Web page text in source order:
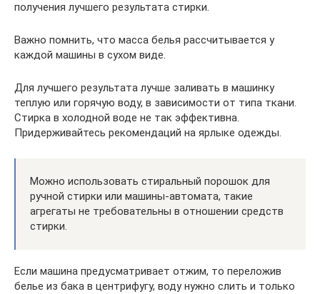
получения лучшего результата стирки.
Важно помнить, что масса белья рассчитывается у
каждой машины в сухом виде.
Для лучшего результата лучше заливать в машинку
теплую или горячую воду, в зависимости от типа ткани.
Стирка в холодной воде не так эффективна.
Придерживайтесь рекомендаций на ярлыке одежды.
Можно использовать стиральный порошок для
ручной стирки или машины-автомата, такие
агрегаты не требовательны в отношении средств
стирки.
Если машина предусматривает отжим, то переложив
белье из бака в центрифугу, воду нужно слить и только